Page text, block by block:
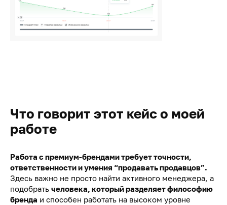
Что говорит этот кейс о моей
работе
Работа с премиум-брендами требует точности,
ответственности и умения “продавать продавцов”.
Здесь важно не просто найти активного менеджера, а
подобрать человека, который разделяет философию
бренда и способен работать на высоком уровне